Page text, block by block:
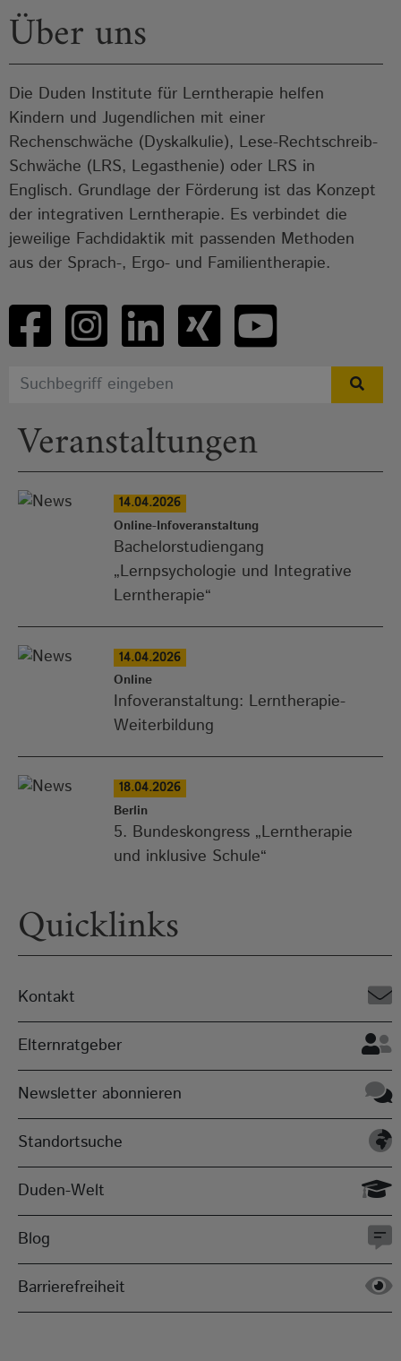
Über uns
Die Duden Institute für Lerntherapie helfen
Kindern und Jugendlichen mit einer
Rechenschwäche (Dyskalkulie), Lese-Rechtschreib-
Schwäche (LRS, Legasthenie) oder LRS in
Englisch. Grundlage der Förderung ist das Konzept
der integrativen Lerntherapie. Es verbindet die
jeweilige Fachdidaktik mit passenden Methoden
aus der Sprach-, Ergo- und Familientherapie.
Veranstaltungen
14.04.2026
Online-Infoveranstaltung
Bachelorstudiengang
„Lernpsychologie und Integrative
Lerntherapie“
14.04.2026
Online
Infoveranstaltung: Lerntherapie-
Weiterbildung
18.04.2026
Berlin
5. Bundeskongress „Lerntherapie
und inklusive Schule“
Quicklinks
Kontakt
Elternratgeber
Newsletter abonnieren
Standortsuche
Duden-Welt
Blog
Barrierefreiheit